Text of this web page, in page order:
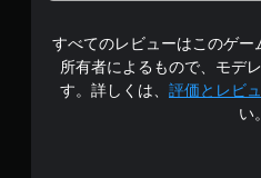
すべてのレビューはこのゲ
所有者によるもので、モデ
す。詳しくは、 評価とレビ
い。